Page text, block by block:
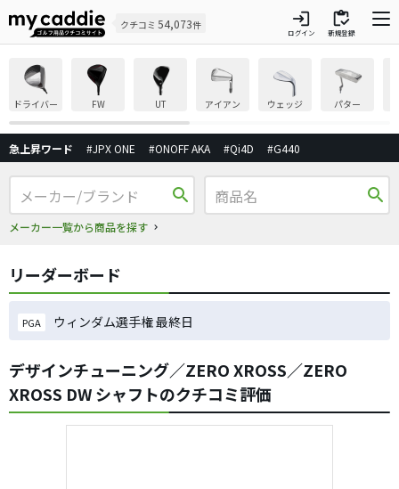
クチコミ 54,073件 login
ログイン
inventory
新規登録
ドライバー FW UT アイアン ウェッジ パター
急上昇ワード #JPX ONE #ONOFF AKA #Qi4D #G440
search
メーカー一覧から商品を探す
search
リーダーボード
PGA ウィンダム選手権 最終日
デザインチューニング／ZERO XROSS／ZERO
XROSS DW シャフトのクチコミ評価